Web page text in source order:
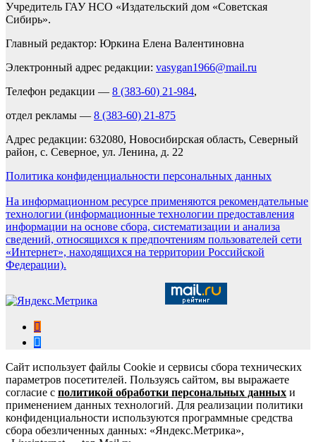
Учредитель ГАУ НСО «Издательский дом «Советская
Сибирь».
Главный редактор: Юркина Елена Валентиновна
Электронный адрес редакции: vasygan1966@mail.ru
Телефон редакции — 8 (383-60) 21-984,
отдел рекламы — 8 (383-60) 21-875
Адрес редакции: 632080, Новосибирская область, Северный
район, с. Северное, ул. Ленина, д. 22
Политика конфиденциальности персональных данных
На информационном ресурсе применяются рекомендательные
технологии (информационные технологии предоставления
информации на основе сбора, систематизации и анализа
сведений, относящихся к предпочтениям пользователей сети
«Интернет», находящихся на территории Российской
Федерации).
Сайт использует файлы Cookie и сервисы сбора технических
параметров посетителей. Пользуясь сайтом, вы выражаете
согласие с политикой обработки персональных данных и
применением данных технологий. Для реализации политики
конфиденциальности используются программные средства
сбора обезличенных данных: «Яндекс.Метрика»,